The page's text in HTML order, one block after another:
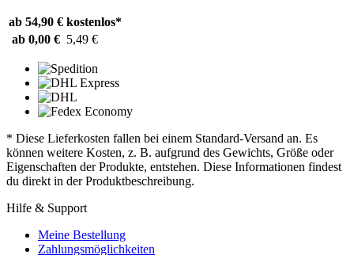
ab 54,90 € kostenlos*
ab 0,00 € 5,49 €
* Diese Lieferkosten fallen bei einem Standard-Versand an. Es
können weitere Kosten, z. B. aufgrund des Gewichts, Größe oder
Eigenschaften der Produkte, entstehen. Diese Informationen findest
du direkt in der Produktbeschreibung.
Hilfe & Support
Meine Bestellung
Zahlungsmöglichkeiten